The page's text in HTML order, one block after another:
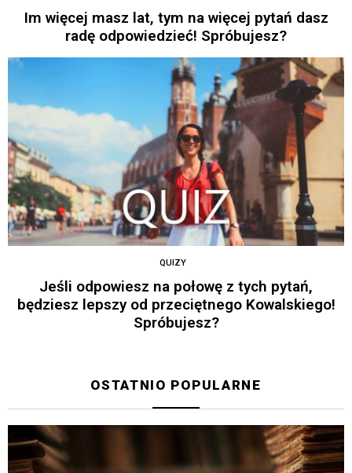
Im więcej masz lat, tym na więcej pytań dasz
radę odpowiedzieć! Spróbujesz?
QUIZY
Jeśli odpowiesz na połowę z tych pytań,
będziesz lepszy od przeciętnego Kowalskiego!
Spróbujesz?
OSTATNIO POPULARNE